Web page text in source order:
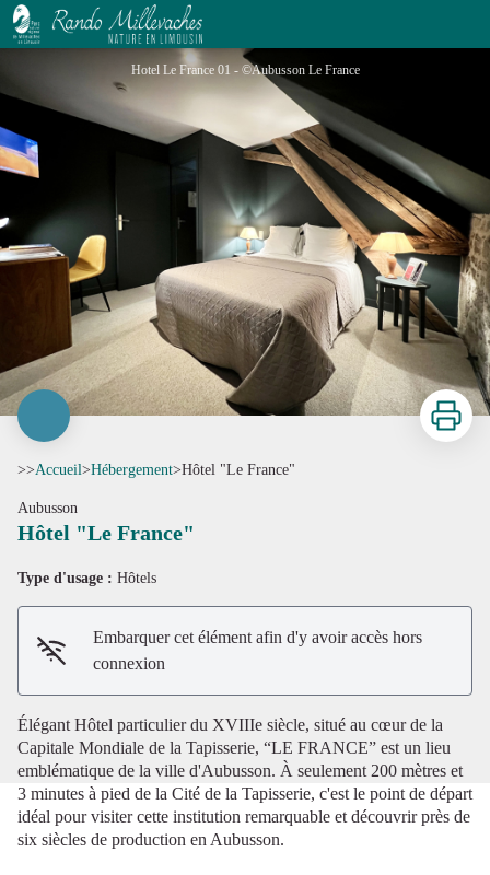
Hôtel "Le France"
Hotel Le France 01 - ©Aubusson Le France
Voir l'image en plein écran
Imprimer
>>Accueil>Hébergement>Hôtel "Le France"
Aubusson
Hôtel "Le France"
Type d'usage : Hôtels
Embarquer cet élément afin d'y avoir accès hors
connexion
Élégant Hôtel particulier du XVIIIe siècle, situé au cœur de la
Capitale Mondiale de la Tapisserie, “LE FRANCE” est un lieu
emblématique de la ville d'Aubusson. À seulement 200 mètres et
3 minutes à pied de la Cité de la Tapisserie, c'est le point de départ
idéal pour visiter cette institution remarquable et découvrir près de
six siècles de production en Aubusson.